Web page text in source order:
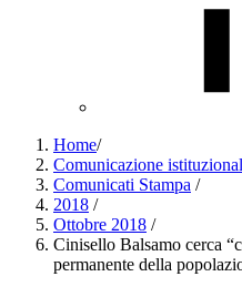
Home/
Comunicazione
Comunicati Stampa /
2018 /
Ottobre 2018 /
Cinisello Balsamo cerca
permanente della